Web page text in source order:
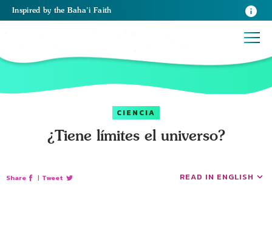
Inspired by the Baha’i Faith
CIENCIA
¿Tiene límites el universo?
Share | Tweet READ IN ENGLISH